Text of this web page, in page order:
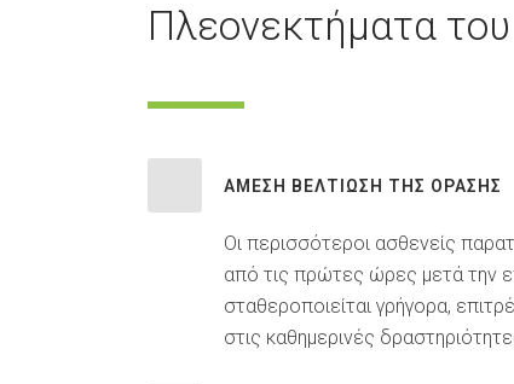
Πλεονεκτήματα
ΆΜΕΣΗ ΒΕΛΤΊΩΣΗ ΤΗΣ ΌΡΑΣΗΣ
Οι περισσότεροι ασθενείς
από τις πρώτες ώρες μετά την
σταθεροποιείται γρήγορα,
στις καθημερινές